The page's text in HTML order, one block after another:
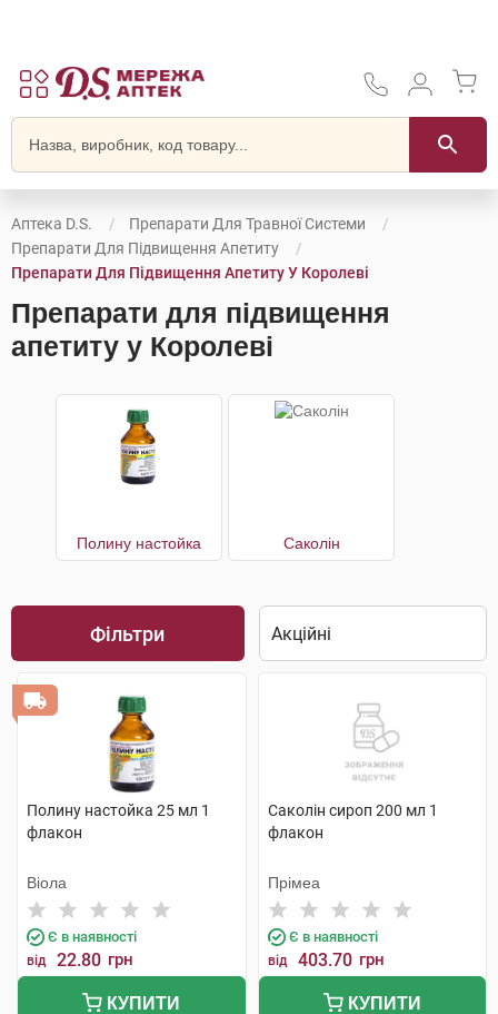
Аптека D.S.
Препарати Для Травної Системи
Препарати Для Підвищення Апетиту
Препарати Для Підвищення Апетиту У Королеві
Препарати для підвищення
апетиту у Королеві
Полину настойка Саколін
Фільтри
Полину настойка 25 мл 1
флакон
Віола
Є в наявності
від 22.80 грн
КУПИТИ
Саколін сироп 200 мл 1
флакон
Прімеа
Є в наявності
від 403.70 грн
КУПИТИ